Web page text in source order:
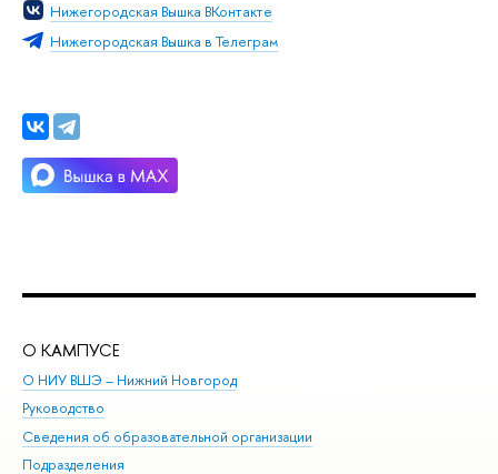
Нижегородская Вышка ВКонтакте
Нижегородская Вышка в Телеграм
О КАМПУСЕ
О НИУ ВШЭ – Нижний Новгород
Руководство
Сведения об образовательной организации
Подразделения